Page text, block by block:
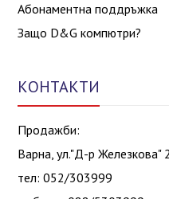
Абонаментна поддръжка
Защо D&G компютри?
КОНТАКТИ
Продажби:
Варна, ул."Д-р Железкова"
тел: 052/303999